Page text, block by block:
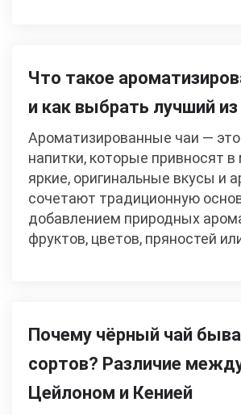
Что такое
и как выбрать лучший из
Ароматизированные чаи —
напитки, которые привносят в
яркие, оригинальные вкусы и
сочетают традиционную
добавлением природных
фруктов, цветов, пряностей
Почему чёрный чай
сортов? Различие
Цейлоном и Кенией